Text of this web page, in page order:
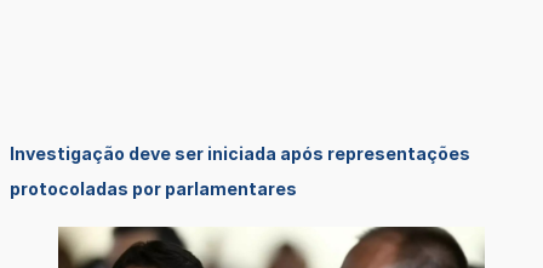
Investigação deve ser iniciada após representações
protocoladas por parlamentares